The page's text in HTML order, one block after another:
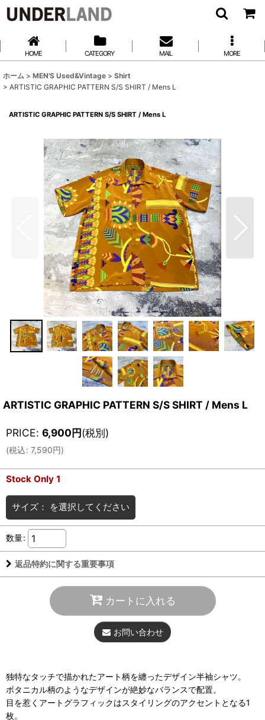
HOME CATEGORY MAIL MORE
ホーム > MEN'S Used&Vintage > Shirt
> ARTISTIC GRAPHIC PATTERN S/S SHIRT / Mens L
ARTISTIC GRAPHIC PATTERN S/S SHIRT / Mens L
ARTISTIC GRAPHIC PATTERN S/S SHIRT / Mens L
PRICE: 6,900円(税別)
(税込: 7,590円)
Stock Only 1
サイズ： を選択してください
数量:
返品特約に関する重要事項
カートに入れる
お問い合わせ
独特なタッチで描かれたアート柄を纏ったデザイン半袖シャツ。
ボタニカル柄のようなデザインが絶妙なバランスで配置。
目を惹くアートグラフィックはスタイリングのアクセントとなる1
枚。